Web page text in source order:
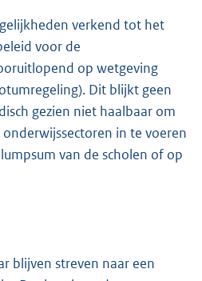
verkend tot het
voor de
op wetgeving
Dit blijkt geen
gezien niet haalbaar om
in te voeren
van de scholen of op
blijven streven naar een